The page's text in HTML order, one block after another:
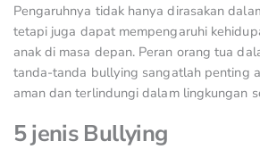
Pengaruhnya tidak hanya dirasakan
tetapi juga dapat mempengaruhi
anak di masa depan. Peran orang tua
tanda-tanda bullying sangatlah penting
aman dan terlindungi dalam lingkungan
5 jenis Bullying